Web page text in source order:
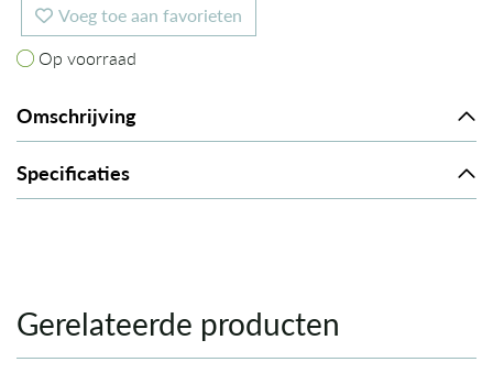
Voeg toe aan favorieten
Op voorraad
Op voorraad
Omschrijving
Specificaties
Gerelateerde producten